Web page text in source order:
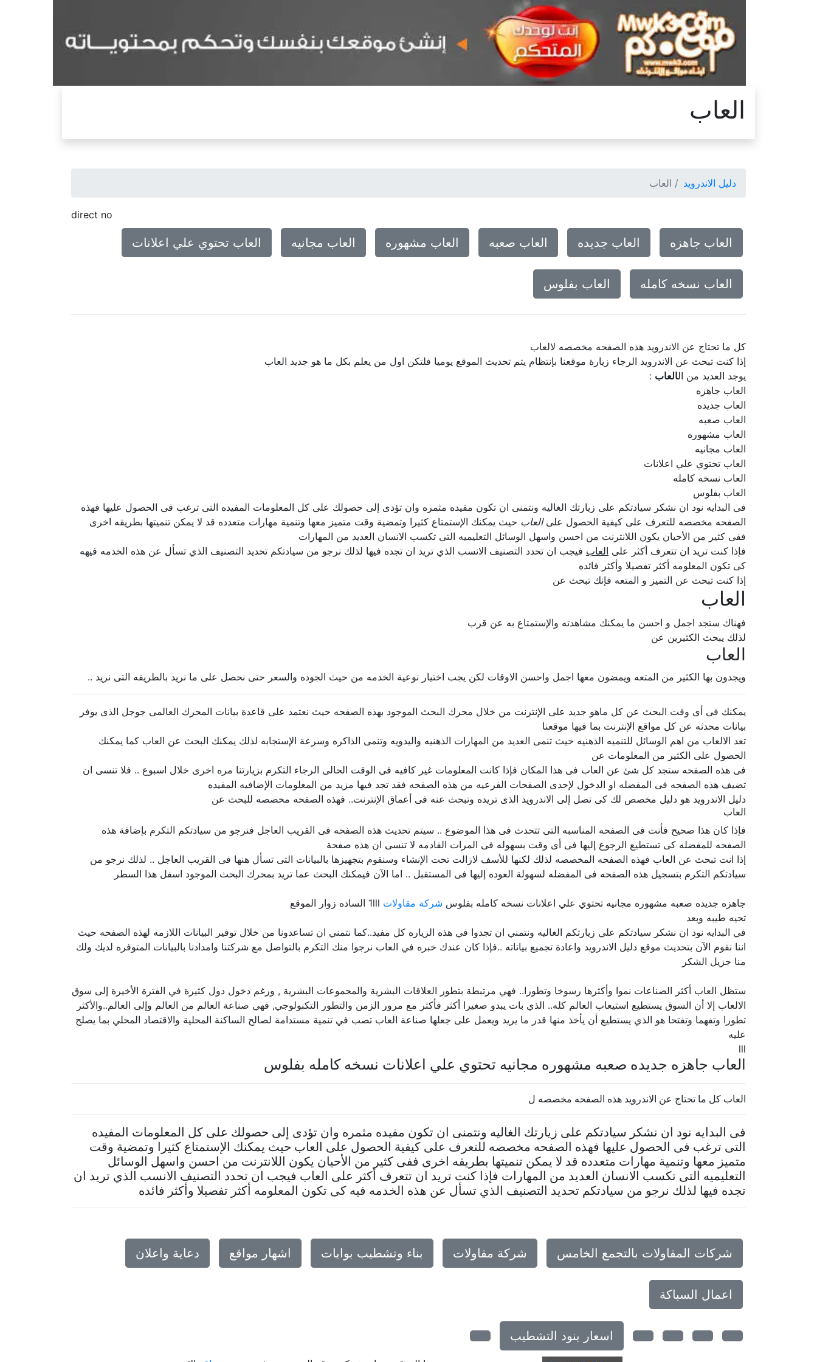
العاب
دليل الاندرويد العاب
direct no
العاب جاهزه العاب جديده العاب صعبه العاب مشهوره العاب مجانيه العاب تحتوي علي اعلانات
العاب نسخه كامله العاب بفلوس
كل ما تحتاج عن الاندرويد هذه الصفحه مخصصه لالعاب
إذا كنت تبحث عن الاندرويد الرجاء زيارة موقعنا بإنتظام يتم تحديث الموقع يوميا فلتكن اول من يعلم بكل ما هو جديد العاب
يوجد العديد من الالعاب :
العاب جاهزه
العاب جديده
العاب صعبه
العاب مشهوره
العاب مجانيه
العاب تحتوي علي اعلانات
العاب نسخه كامله
العاب بفلوس
فى البدايه نود ان نشكر سيادتكم على زيارتك الغاليه ونتمنى ان تكون مفيده مثمره وان تؤدى إلى حصولك على كل المعلومات المفيده التى ترغب فى الحصول عليها فهذه
الصفحه مخصصه للتعرف على كيفية الحصول علىالعاب حيث يمكنك الإستمتاع كثيرا وتمضية وقت متميز معها وتنمية مهارات متعدده قد لا يمكن تنميتها بطريقه اخرى
ففى كثير من الأحيان يكون اللانترنت من احسن واسهل الوسائل التعليميه التى تكسب الانسان العديد من المهارات
فإذا كنت تريد ان تتعرف أكثر على العاب فيجب ان تحدد التصنيف الانسب الذي تريد ان تجده فيها لذلك نرجو من سيادتكم تحديد التصنيف الذي تسأل عن هذه الخدمه فيهه
كى تكون المعلومه أكثر تفصيلا وأكثر فائده
إذا كنت تبحث عن التميز و المتعه فإنك تبحث عن
العاب
فهناك ستجد اجمل و احسن ما يمكنك مشاهدته والإستمتاع به عن قرب
لذلك يبحث الكثيرين عن
العاب
ويجدون بها الكثير من المتعه ويمضون معها اجمل واحسن الاوقات لكن يجب اختيار نوعية الخدمه من حيث الجوده والسعر حتى نحصل على ما نريد بالطريقه التى نريد ..
يمكنك فى أى وقت البحث عن كل ماهو جديد على الإنترنت من خلال محرك البحث الموجود بهذه الصفحه حيث نعتمد على قاعدة بيانات المحرك العالمى جوجل الذى يوفر
بيانات محدثه عن كل مواقع الإنترنت بما فيها موقعنا
تعد الالعاب من اهم الوسائل للتنميه الذهنيه حيث تنمى العديد من المهارات الذهنيه واليدويه وتنمى الذاكره وسرعة الإستجابه لذلك يمكنك البحث عن العاب كما يمكنك
الحصول على الكثير من المعلومات عن
فى هذه الصفحه ستجد كل شئ عن العاب فى هذا المكان فإذا كانت المعلومات غير كافيه فى الوقت الحالى الرجاء التكرم بزيارتنا مره اخرى خلال اسبوع .. فلا تنسى ان
تضيف هذه الصفحه فى المفضله او الدخول لإحدى الصفحات الفرعيه من هذه الصفحه فقد تجد فيها مزيد من المعلومات الإضافيه المفيده
دليل الاندرويد هو دليل مخصص لك كى تصل إلى الاندرويد الذى تريده وتبحث عنه فى أعماق الإنترنت.. فهذه الصفحه مخصصه للبحث عن
العاب
فإذا كان هذا صحيح فأنت فى الصفحه المناسبه التى تتحدث فى هذا الموضوع .. سيتم تحديث هذه الصفحه فى القريب العاجل فنرجو من سيادتكم التكرم بإضافة هذه
الصفحه للمفضله كى تستطيع الرجوع إليها فى أى وقت بسهوله فى المرات القادمه لا تنسى ان هذه صفحة
إذا انت تبحث عن العاب فهذه الصفحه المخصصه لذلك لكنها للأسف لازالت تحت الإنشاء وسنقوم بتجهيزها بالبيانات التى تسأل هنها فى القريب العاجل .. لذلك نرجو من
سيادتكم التكرم بتسجيل هذه الصفحه فى المفضله لسهولة العوده إليها فى المستقبل .. اما الآن فيمكنك البحث عما تريد بمحرك البحث الموجود اسفل هذا السطر
جاهزه جديده صعبه مشهوره مجانيه تحتوي علي اعلانات نسخه كامله بفلوس شركة مقاولات
تحيه طيبه وبعد
في البدايه نود ان نشكر سيادتكم علي زيارتكم الغاليه ونتمني ان تجدوا في هذه الزياره كل مفيد..كما نتمني ان تساعدونا من خلال توفير البيانات اللازمه لهذه الصفحه حيث
اننا نقوم الآن بتحديث موقع دليل الاندرويد واعادة تجميع بياناته ..فإذا كان عندك خبره في العاب نرجوا منك التكرم بالتواصل مع شركتنا وامدادنا بالبيانات المتوفره لديك ولك
منا جزيل الشكر
ستظل العاب أكثر الصناعات نموا وأكثرها رسوخا وتطورا.. فهي مرتبطة بتطور العلاقات البشرية والمجموعات البشرية , ورغم دخول دول كثيرة في الفترة الأخيرة إلى سوق
الالعاب إلا أن السوق يستطيع استيعاب العالم كله.. الذي بات يبدو صغيرا أكثر فأكثر مع مرور الزمن والتطور التكنولوجي, فهي صناعة العالم من العالم وإلى العالم..والأكثر
تطورا وتفهما وتفتحا هو الذي يستطيع أن يأخذ منها قدر ما يريد ويعمل على جعلها صناعة العاب تصب في تنمية مستدامة لصالح الساكنة المحلية والاقتصاد المحلي بما يصلح
عليه
lll
العاب جاهزه جديده صعبه مشهوره مجانيه تحتوي علي اعلانات نسخه كامله بفلوس
العاب كل ما تحتاج عن الاندرويد هذه الصفحه مخصصه ل
فى البدايه نود ان نشكر سيادتكم على زيارتك الغاليه ونتمنى ان تكون مفيده مثمره وان تؤدى إلى حصولك على كل المعلومات المفيده
التى ترغب فى الحصول عليها فهذه الصفحه مخصصه للتعرف على كيفية الحصول على العاب حيث يمكنك الإستمتاع كثيرا وتمضية وقت
متميز معها وتنمية مهارات متعدده قد لا يمكن تنميتها بطريقه اخرى ففى كثير من الأحيان يكون اللانترنت من احسن واسهل الوسائل
التعليميه التى تكسب الانسان العديد من المهارات فإذا كنت تريد ان تتعرف أكثر على العاب فيجب ان تحدد التصنيف الانسب الذي تريد ان
تجده فيها لذلك نرجو من سيادتكم تحديد التصنيف الذي تسأل عن هذه الخدمه فيه كى تكون المعلومه أكثر تفصيلا وأكثر فائده
شركات المقاولات بالتجمع الخامس شركة مقاولات بناء وتشطيب بوابات اشهار مواقع دعاية واعلان
اعمال السباكة
اسعار بنود التشطيب